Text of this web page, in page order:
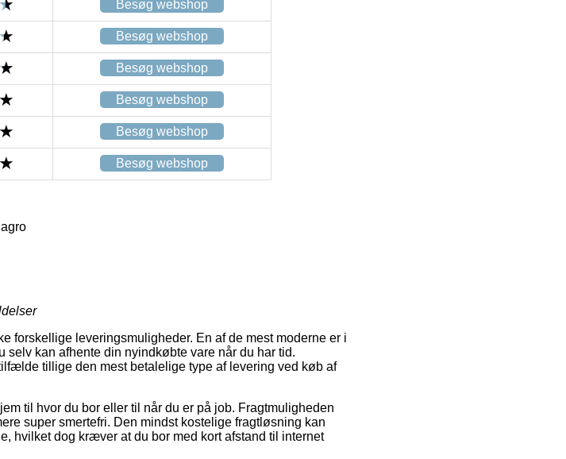
Besøg webshop
Besøg webshop
Besøg webshop
Besøg webshop
Besøg webshop
Besøg webshop
forskellige leveringsmuligheder. En af de mest moderne er i
kan afhente din nyindkøbte vare når du har tid.
tillige den mest betalelige type af levering ved køb af
til hvor du bor eller til når du er på job. Fragtmuligheden
super smertefri. Den mindst kostelige fragtløsning kan
hvilket dog kræver at du bor med kort afstand til internet